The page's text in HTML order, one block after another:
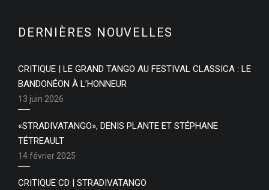
DERNIÈRES NOUVELLES
CRITIQUE | LE GRAND TANGO AU FESTIVAL CLASSICA : LE
BANDONÉON À L’HONNEUR
13 juin 2026
«STRADIVATANGO», DENIS PLANTE ET STÉPHANE
TÉTREAULT
14 février 2025
CRITIQUE CD | STRADIVATANGO